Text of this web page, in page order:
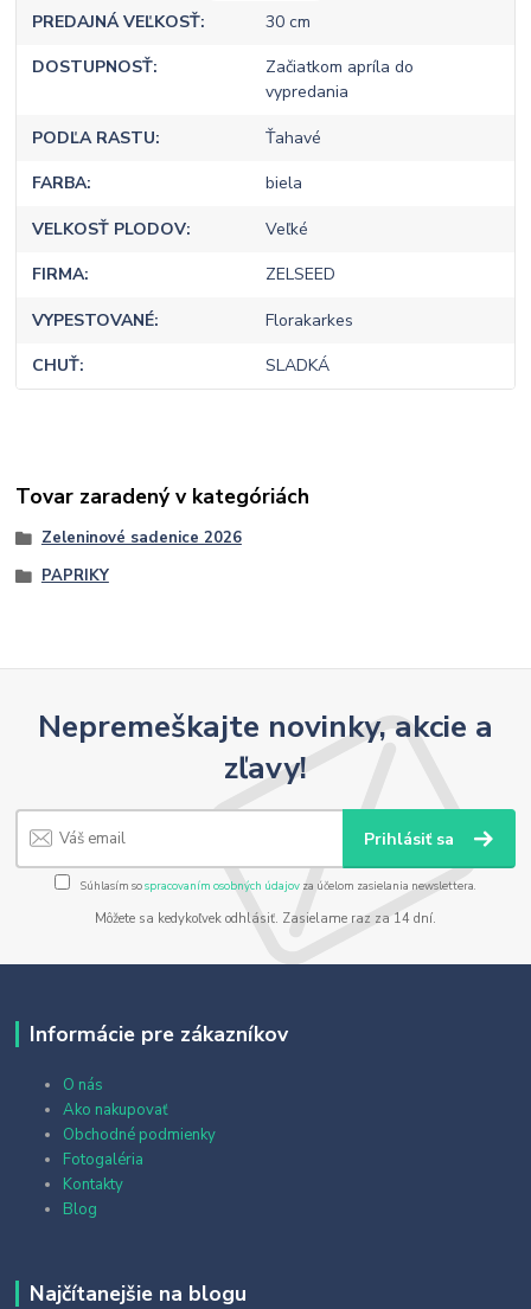
PREDAJNÁ VEĽKOSŤ 30 cm
DOSTUPNOSŤ
Začiatkom apríla do
vypredania
PODĽA RASTU Ťahavé
FARBA biela
VELKOSŤ PLODOV Veľké
FIRMA ZELSEED
VYPESTOVANÉ Florakarkes
CHUŤ SLADKÁ
Tovar zaradený v kategóriách
Zeleninové sadenice 2026
PAPRIKY
Nepremeškajte novinky, akcie a
zľavy!
Prihlásiť sa
Súhlasím sospracovaním osobných údajov za účelom zasielania newslettera.
Môžete sa kedykoľvek odhlásiť. Zasielame raz za 14 dní.
Informácie pre zákazníkov
O nás
Ako nakupovať
Obchodné podmienky
Fotogaléria
Kontakty
Blog
Najčítanejšie na blogu